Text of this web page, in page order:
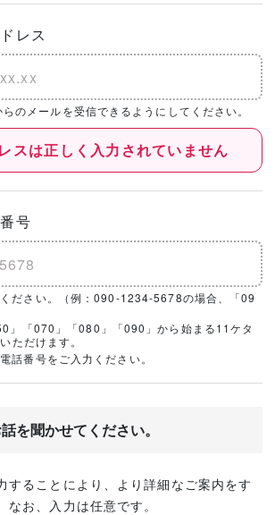
レス
のメールを受信できるようにしてください。
スは正しく入力されていません
号
ださい。（例：090-1234-5678の場合、「09
」「070」「080」「090」から始まる11ケタ
ただけます。
話番号をご入力ください。
を聞かせてください。
することにより、より詳細なご案内をす
お、入力は任意です。